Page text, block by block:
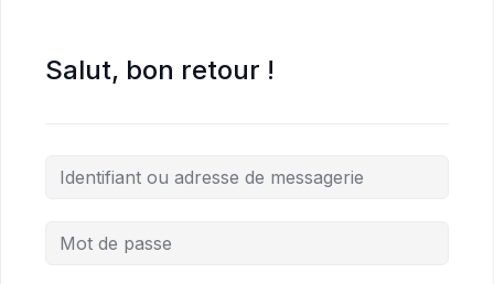
Salut, bon retour !